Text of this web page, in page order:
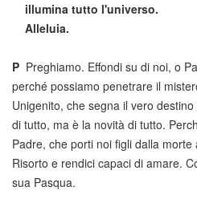
illumina tutto l'universo.
Alleluia.
P Preghiamo. Effondi su di noi, o
perché possiamo penetrare il
Unigenito, che segna il vero
di tutto, ma è la novità di tutto.
Padre, che porti noi figli dalla
Risorto e rendici capaci di amare.
sua Pasqua.